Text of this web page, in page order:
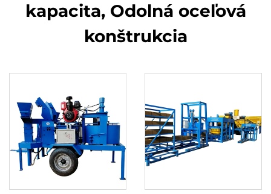
kapacita, Odolná oceľová
konštrukcia